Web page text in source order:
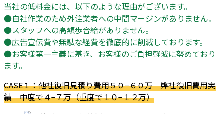
当社の低料金には、以下のような理由がございます。
●自社作業のため外注業者への中間マージンがありません。
●スタッフへの高額歩合給がありません。
●広告宣伝費や無駄な経費を徹底的に削減しております。
●お客様第一主義に基き、お客様のご負担軽減に努めており
ます。
CASE１：他社復旧見積り費用５０−６０万 弊社復旧費用実
績 中度で４−７万（重度で１０−１２万）